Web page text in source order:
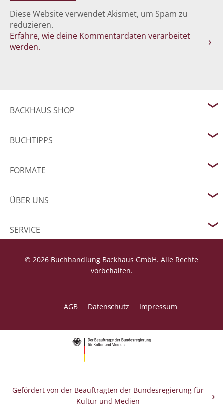
Diese Website verwendet Akismet, um Spam zu
reduzieren.
Erfahre, wie deine Kommentardaten verarbeitet
werden.
BACKHAUS SHOP
BUCHTIPPS
FORMATE
ÜBER UNS
SERVICE
© 2026 Buchhandlung Backhaus GmbH. Alle Rechte
vorbehalten.
AGB Datenschutz Impressum
Gefördert von der Beauftragten der Bundesregierung für
Kultur und Medien